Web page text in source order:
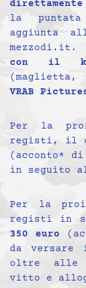
la
aggiunta
con il kit
VRAB
Per la
registi, il
(acconto*
in seguito
Per la
registi in
350 euro
da versare
oltre alle
vitto e